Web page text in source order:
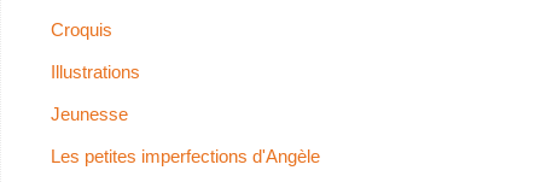
Croquis
Illustrations
Jeunesse
Les petites imperfections d'Angèle